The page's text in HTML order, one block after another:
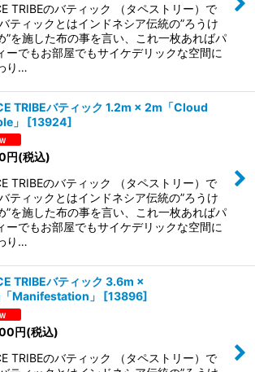
TRIBEのバティック （タペストリー）で
ティックとはインドネシア伝統の”ろうけ
”を施した布の事を言い、これ一枚あればパ
ーでもお部屋でもサイケデリックな空間に
り…
TRIBEバティック 1.2m × 2m「Cloud
」
[13924]
円(税込)
TRIBEのバティック （タペストリー）で
ティックとはインドネシア伝統の”ろうけ
”を施した布の事を言い、これ一枚あればパ
ーでもお部屋でもサイケデリックな空間に
り…
TRIBEバティック 3.6m ×
Manifestation」
[13896]
円(税込)
TRIBEのバティック （タペストリー）で